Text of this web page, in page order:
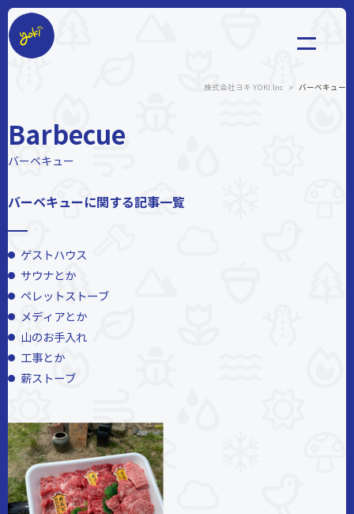
株式会社ヨキ YOKI.Inc > バーベキュー
Barbecue
バーベキュー
バーベキューに関する記事一覧
ゲストハウス
サウナとか
ペレットストーブ
メディアとか
山のお手入れ
工事とか
薪ストーブ